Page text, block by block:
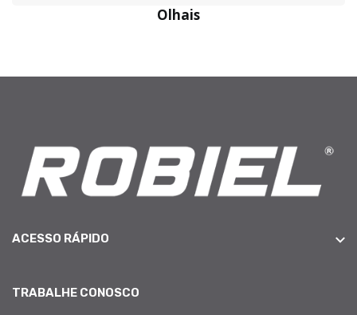
Olhais
ACESSO RÁPIDO
TRABALHE CONOSCO